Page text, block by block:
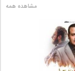
مشاهده همه